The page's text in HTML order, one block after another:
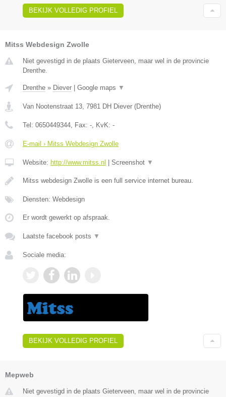
BEKIJK VOLLEDIG PROFIEL
Mitss Webdesign Zwolle
Niet gevestigd in de plaats Gieterveen, maar wel in de provincie
Drenthe.
Drenthe » Diever Google maps ▼
Van Nootenstraat 13, 7981 DH Diever (Drenthe)
Tel: 0650449344, Fax: -, KvK: -
E-mail › Mitss Webdesign Zwolle
Website: http://www.mitss.nl Screenshot ▼
Mitss webdesign Zwolle is een full service internet bureau.
Diensten: Webdesign
Er wordt gewerkt op afspraak.
Laatste facebook posts ▼
Sociale media:
BEKIJK VOLLEDIG PROFIEL
Mepweb
Niet gevestigd in de plaats Gieterveen, maar wel in de provincie